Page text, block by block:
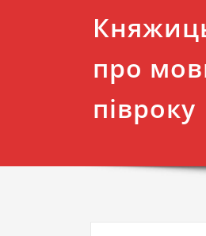
про
півроку